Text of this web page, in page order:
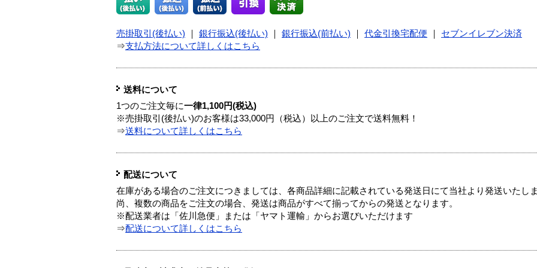
売掛取引(後払い) 銀行振込(後払い) 銀行振込(前払い) 代金引換宅配便
セブンイレブン決済
⇒支払方法について詳しくはこちら
送料について
1つのご注文毎に一律1,100円(税込)
※売掛取引(後払い)のお客様は33,000円（税込）以上のご注文で送料無料！
⇒送料について詳しくはこちら
配送について
在庫がある場合のご注文につきましては、各商品詳細に記載されている発送日にて当社より発送いたし
尚、複数の商品をご注文の場合、発送は商品がすべて揃ってからの発送となります。
※配送業者は「佐川急便」または「ヤマト運輸」からお選びいただけます
⇒配送について詳しくはこちら